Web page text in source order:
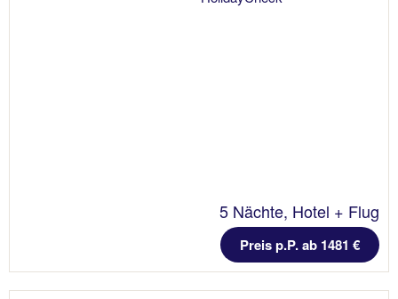
5 Nächte, Hotel + Flug
Preis p.P. ab 1481 €